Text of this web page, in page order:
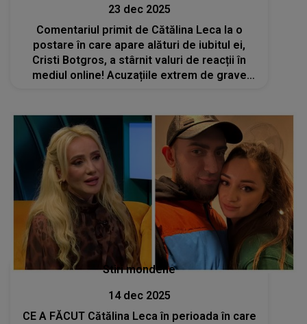
23 dec 2025
Comentariul primit de Cătălina Leca la o
postare în care apare alături de iubitul ei,
Cristi Botgros, a stârnit valuri de reacții în
mediul online! Acuzațiile extrem de grave
Stiri mondene
14 dec 2025
CE A FĂCUT Cătălina Leca în perioada în care